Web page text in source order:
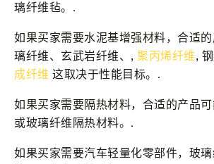
璃纤维毡。.
如果买家需要水泥基增强材料，合适
璃纤维、玄武岩纤维、, 聚丙烯纤维,
成纤维 这取决于性能目标。.
如果买家需要隔热材料，合适的产品
或玻璃纤维隔热材料。.
如果买家需要汽车轻量化零部件，玻